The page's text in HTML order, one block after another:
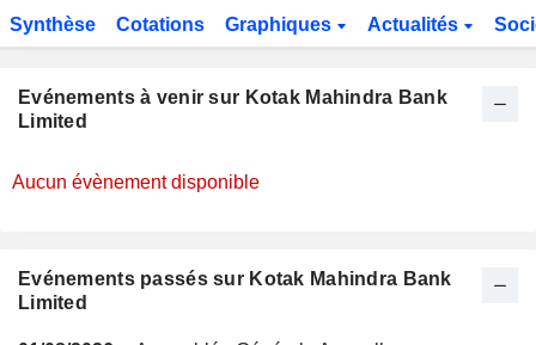
Synthèse Cotations Graphiques Actualités
Evénements à venir sur Kotak Mahindra Bank
Limited
Aucun évènement disponible
Evénements passés sur Kotak Mahindra Bank
Limited